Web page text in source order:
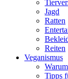
Jagd
Ratten
Reiten
Veganismus
Tipps